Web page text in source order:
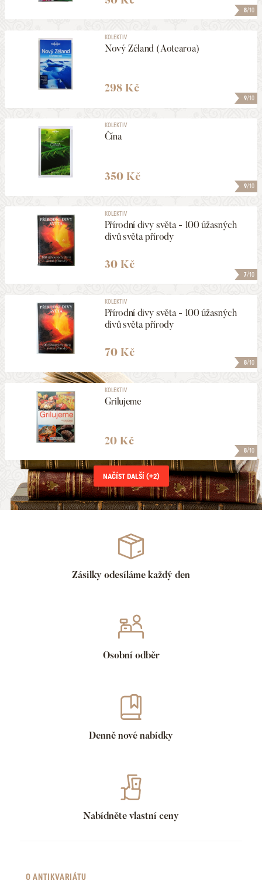
8/10
9/10
KOLEKTIV
Nový Zéland ( Aotearoa)
298 Kč
9/10
KOLEKTIV
Čína
350 Kč
7/10
KOLEKTIV
Přírodní divy světa - 100 úžasných
divů světa přírody
30 Kč
8/10
KOLEKTIV
Přírodní divy světa - 100 úžasných
divů světa přírody
70 Kč
8/10
KOLEKTIV
Grilujeme
20 Kč
NAČÍST DALŠÍ (+2)
Zásilky odesíláme každý den
Osobní odběr
Denně nové nabídky
Nabídněte vlastní ceny
O ANTIKVARIÁTU